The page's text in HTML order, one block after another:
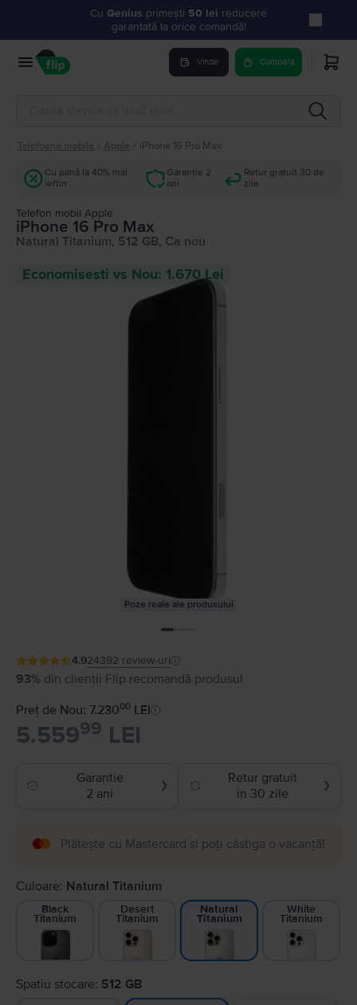
Cu Genius primești 50 lei reducere
garantată la orice comandă!
Vinde Cumpara
Telefoane mobile Apple iPhone 16 Pro Max
Cu până la 40% mai
ieftin
Garanție 2
ani
Retur gratuit 30 de
zile
Telefon mobil Apple
iPhone 16 Pro Max
Natural Titanium, 512 GB, Ca nou
Economisesti vs Nou: 1.670 Lei
Poze reale ale produsului
4.924392 review-uri
93% din clienții Flip recomandă produsul
Preț de Nou: 7.23000 LEI
5.55999 LEI
Garantie
2 ani
❯
Retur gratuit
in 30 zile
❯
Plătește cu Mastercard și poți câștiga o vacanță!
Culoare: Natural Titanium
Black
Titanium
Desert
Titanium
Natural
Titanium
White
Titanium
Spatiu stocare: 512 GB